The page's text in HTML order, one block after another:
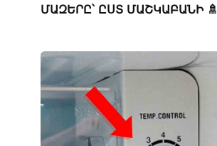
ՄԱԶԵՐԸ՝ ԸՍՏ ՄԱՇԿԱԲԱՆԻ 🚿